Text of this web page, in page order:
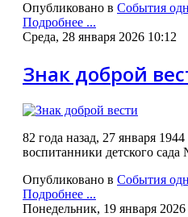
Опубликовано в События
Подробнее ...
Среда, 28 января 2026 10:12
Знак доброй
82 года назад, 27 января
воспитанники детского
Опубликовано в События
Подробнее ...
Понедельник, 19 января